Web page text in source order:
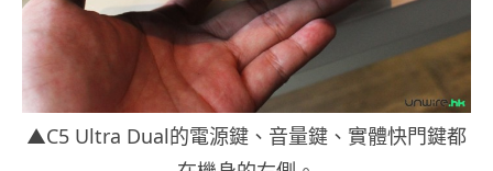
▲C5 Ultra Dual的電源鍵、音量鍵、實體快門鍵都